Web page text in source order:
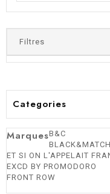
Filtres
Categories
MarquesB&C
BLACK&MATCH
ET SI ON L'APPELAIT
EXCD BY PROMODORO
FRONT ROW